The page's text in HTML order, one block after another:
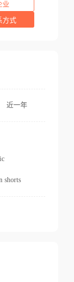
业
方式
近一年
shorts